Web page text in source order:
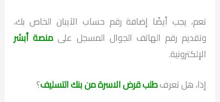
نعم، يجب أيضًا إضافة رقم حساب الآيبان الخاص بك،
وتقديم رقم الهاتف الجوال المسجل علىمنصة أبشر
الإلكترونية.
إذا، هل تعرفطلب قرض الاسرة من بنك التسليف؟